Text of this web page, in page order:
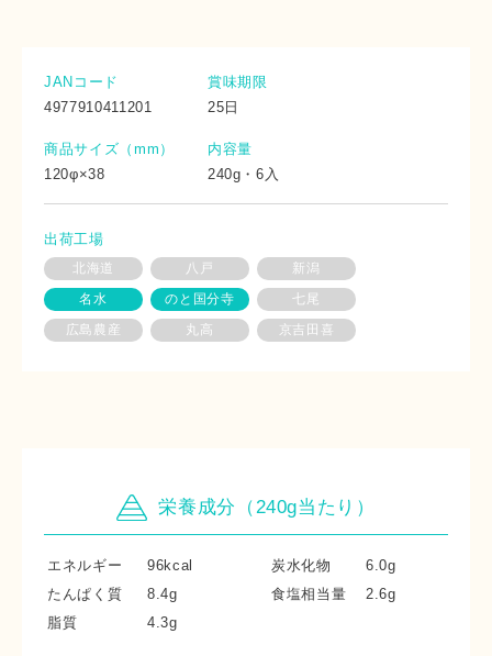
JANコード
4977910411201
商品サイズ（mm）
120φ×38
賞味期限
25日
内容量
240g・6入
出荷工場
北海道 八戸
新潟
名水
のと国分寺
七尾
広島農産
丸高 京吉田喜
栄養成分（240g当たり）
エネルギー 96kcal 炭水化物
6.0g
たんぱく質
8.4g 食塩相当量
2.6g
脂質
4.3g